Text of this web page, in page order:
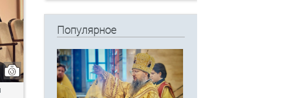
Популярное